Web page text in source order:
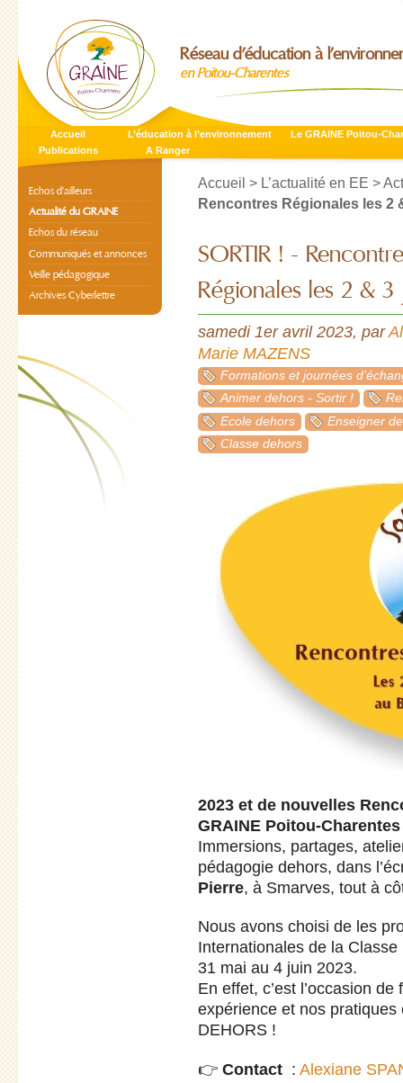
Réseau d’éducation à
en Poitou-Charentes
Accueil L’éducation à l’environnement
Le GRAINE Poitou-
Publications
A Ranger
Accueil > L’actualité en EE >
Rencontres Régionales les 2
SORTIR ! -
Régionales les 2 & 3
samedi 1er avril 2023, par
Marie MAZENS
Formations et journées
Animer dehors - Sortir !
Ecole dehors
Enseigner
Classe dehors
2023 et de nouvelles
GRAINE Poitou-
Immersions, partages,
pédagogie dehors, dans
Pierre, à Smarves, tout à
Nous avons choisi de les
Internationales de la
31 mai au 4 juin 2023.
En effet, c’est l’occasion
expérience et nos pratiques
DEHORS !
👉 Contact : Alexiane
Echos d’ailleurs
Actualité du GRAINE
Echos du réseau
Communiqués et annonces
Veille pédagogique
Archives Cyberlettre